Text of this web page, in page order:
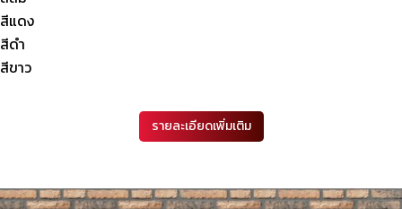
สีแดง
สีดำ
สีขาว
รายละเอียดเพิ่มเติม